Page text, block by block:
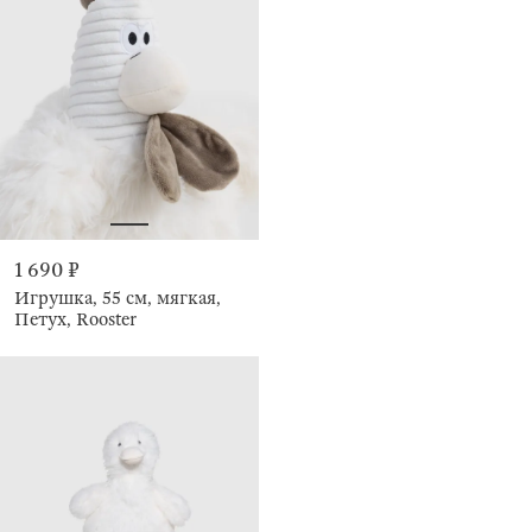
1 690 ₽
Игрушка, 55 см, мягкая,
Петух, Rooster